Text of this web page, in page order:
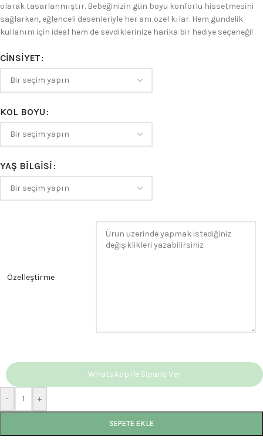
olarak tasarlanmıştır. Bebeğinizin gün boyu konforlu hissetmesini
sağlarken, eğlenceli desenleriyle her anı özel kılar. Hem gündelik
kullanım için ideal hem de sevdiklerinize harika bir hediye seçeneği!
CINSIYET
KOL BOYU
YAŞ BILGISI
Özelleştirme
- +
SEPETE EKLE
WhatsApp ile Sipariş Ver